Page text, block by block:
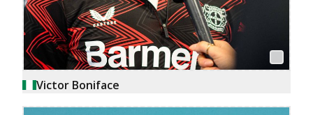
Victor Boniface